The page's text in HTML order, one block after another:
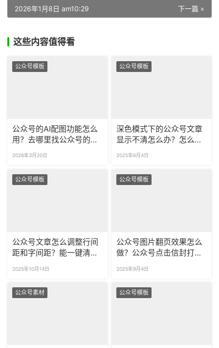
下一篇 »
2026年1月8日 am10:29
这些内容值得看
公众号模板
公众号的AI配图功能怎么
用？去哪里找公众号的可
2026年3月20日
公众号模板
深色模式下的公众号文章
显示不清怎么办？怎么预
2025年6月4日
公众号模板
公众号文章怎么调整行间
距和字间距？能一键清除
2025年10月14日
公众号模板
公众号图片翻页效果怎么
做？公众号点击信封打开
2025年9月4日
公众号素材 公众号模板